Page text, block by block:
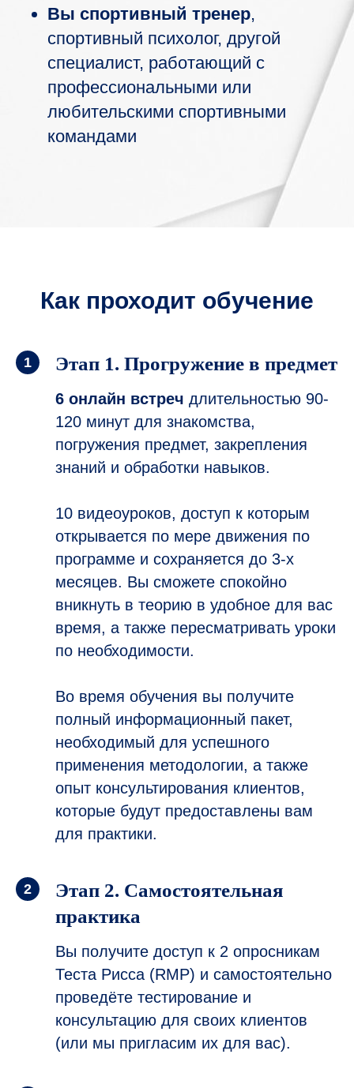
Вы спортивный тренер,
спортивный психолог, другой
специалист, работающий с
профессиональными или
любительскими спортивными
командами
Как проходит обучение
Этап 1. Прогружение в предмет
6 онлайн встреч длительностью 90-
120 минут для знакомства,
погружения предмет, закрепления
знаний и обработки навыков.
10 видеоуроков, доступ к которым
открывается по мере движения по
программе и сохраняется до 3-х
месяцев. Вы сможете спокойно
вникнуть в теорию в удобное для вас
время, а также пересматривать уроки
по необходимости.
Во время обучения вы получите
полный информационный пакет,
необходимый для успешного
применения методологии, а также
опыт консультирования клиентов,
которые будут предоставлены вам
для практики.
Этап 2. Самостоятельная
практика
Вы получите доступ к 2 опросникам
Теста Рисса (RMP) и самостоятельно
проведёте тестирование и
консультацию для своих клиентов
(или мы пригласим их для вас).